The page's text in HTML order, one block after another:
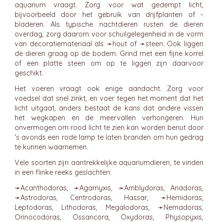
aquarium vraagt. Zorg voor wat gedempt licht,
bijvoorbeeld door het gebruik van drijfplanten of -
bladeren. Als typische nachtdieren rusten de dieren
overdag, zorg daarom voor schuilgelegenheid in de vorm
van decoratiemateriaal als ➛hout of ➛steen. Ook liggen
de dieren graag op de bodem. Grind met een fijne korrel
of een platte steen om op te liggen zijn daarvoor
geschikt.
Het voeren vraagt ook enige aandacht. Zorg voor
voedsel dat snel zinkt, en voer tegen het moment dat het
licht uitgaat, anders bestaat de kans dat andere vissen
het wegkapen en de meervallen verhongeren. Hun
onvermogen om rood licht te zien kan worden benut door
's avonds een rode lamp te laten branden om hun gedrag
te kunnen waarnemen.
Vele soorten zijn aantrekkelijke aquariumdieren, te vinden
in een flinke reeks geslachten:
➛Acanthodoras, ➛Agamyxis, ➛Amblydoras, Anadoras,
➛Astrodoras, Centrodoras, Hassar, ➛Hemidoras,
Leptodoras, Lithodoras, Megalodoras, ➛Nemadoras,
Orinocodoras, Ossancora, Oxydoras, Physopyxis,